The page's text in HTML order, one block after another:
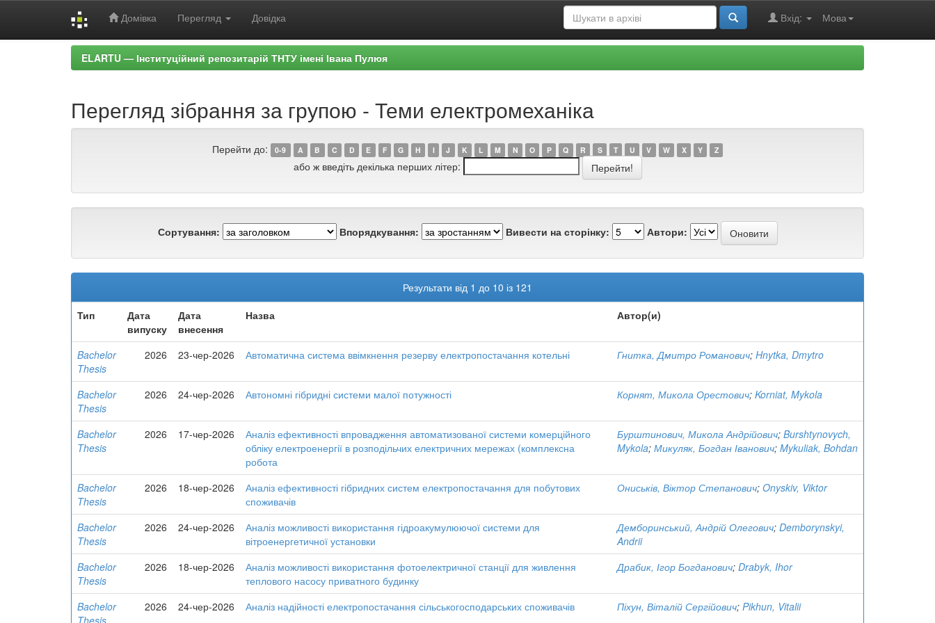
Домівка Перегляд Довідка Мова
Вхід:
ELARTU — Інституційний репозитарій ТНТУ імені Івана Пулюя
Перегляд зібрання за групою - Теми електромеханіка
Перейти до: 0-9 A B C D E F G H I J K L M N O P Q R S T U V W X Y Z
або ж введіть декілька перших літер:
Сортування: Впорядкування: Вивести на сторінку: Автори:
Результати від 1 до 10 із 121
Тип
Дата
випуску
Дата
внесення
Назва Автор(и)
Bachelor
Thesis
2026 23-чер-2026 Автоматична система ввімкнення резерву електропостачання котельні Гнитка, Дмитро Романович; Hnytka, Dmytro
Bachelor
Thesis
2026 24-чер-2026 Автономні гібридні системи малої потужності Корнят, Микола Орестович; Korniat, Mykola
Bachelor
Thesis
2026 17-чер-2026
Аналіз ефективності впровадження автоматизованої системи комерційного
обліку електроенергії в розподільчих електричних мережах (комплексна
робота
Бурштинович, Микола Андрійович; Burshtynovych,
Mykola; Микуляк, Богдан Іванович; Mykuliak, Bohdan
Bachelor
Thesis
2026 18-чер-2026
Аналіз ефективності гібридних систем електропостачання для побутових
споживачів
Ониськів, Віктор Степанович; Onyskiv, Viktor
Bachelor
Thesis
2026 24-чер-2026
Аналіз можливості використання гідроакумулюючої системи для
вітроенергетичної установки
Демборинський, Андрій Олегович; Demborynskyi,
Andrii
Bachelor
Thesis
2026 18-чер-2026
Аналіз можливості використання фотоелектричної станції для живлення
теплового насосу приватного будинку
Драбик, Ігор Богданович; Drabyk, Ihor
Bachelor
Thesis
2026 24-чер-2026 Аналіз надійності електропостачання сільськогосподарських споживачів Піхун, Віталій Сергійович; Pikhun, Vitalii